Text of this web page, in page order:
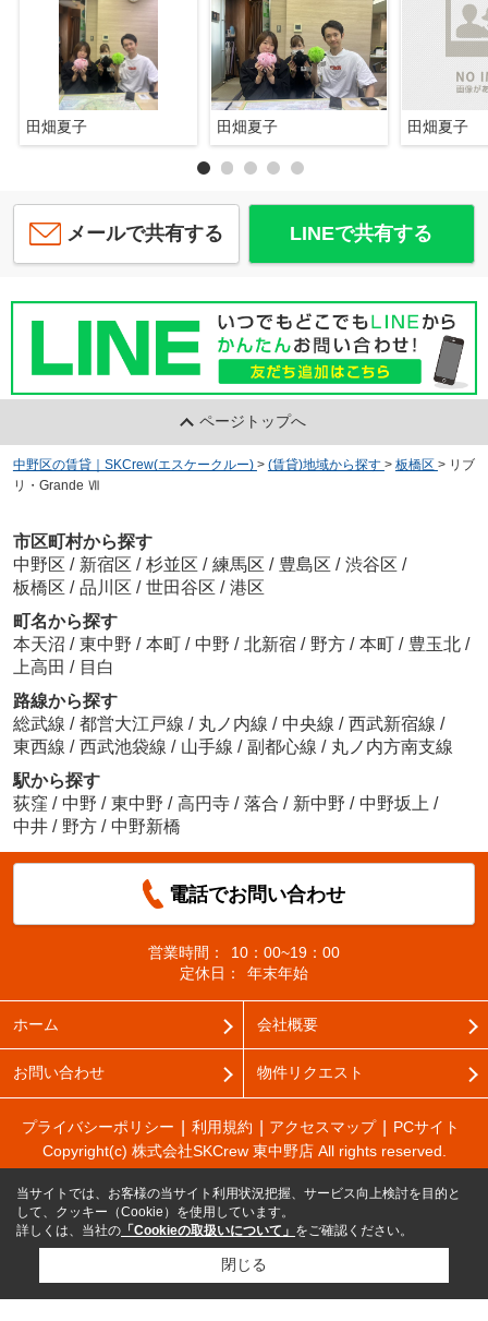
田畑夏子 田畑夏子 田畑夏子
メールで共有する LINEで共有する
ページトップへ
中野区の賃貸｜SKCrew(エスケークルー) > (賃貸)地域から探す > 板橋区 > リブ
リ・Grande Ⅶ
市区町村から探す
中野区 / 新宿区 / 杉並区 / 練馬区 / 豊島区 / 渋谷区 /
板橋区 / 品川区 / 世田谷区 / 港区
町名から探す
本天沼 / 東中野 / 本町 / 中野 / 北新宿 / 野方 / 本町 / 豊玉北 /
上高田 / 目白
路線から探す
総武線 / 都営大江戸線 / 丸ノ内線 / 中央線 / 西武新宿線 /
東西線 / 西武池袋線 / 山手線 / 副都心線 / 丸ノ内方南支線
駅から探す
荻窪 / 中野 / 東中野 / 高円寺 / 落合 / 新中野 / 中野坂上 /
中井 / 野方 / 中野新橋
電話でお問い合わせ
営業時間：
10：00~19：00
定休日：
年末年始
ホーム 会社概要
お問い合わせ 物件リクエスト
プライバシーポリシー 利用規約 アクセスマップ
PCサイト
Copyright(c) 株式会社SKCrew 東中野店 All rights reserved.
当サイトでは、お客様の当サイト利用状況把握、サービス向上検討を目的と
して、クッキー（Cookie）を使用しています。
詳しくは、当社の 「Cookieの取扱いについて」 をご確認ください。
閉じる